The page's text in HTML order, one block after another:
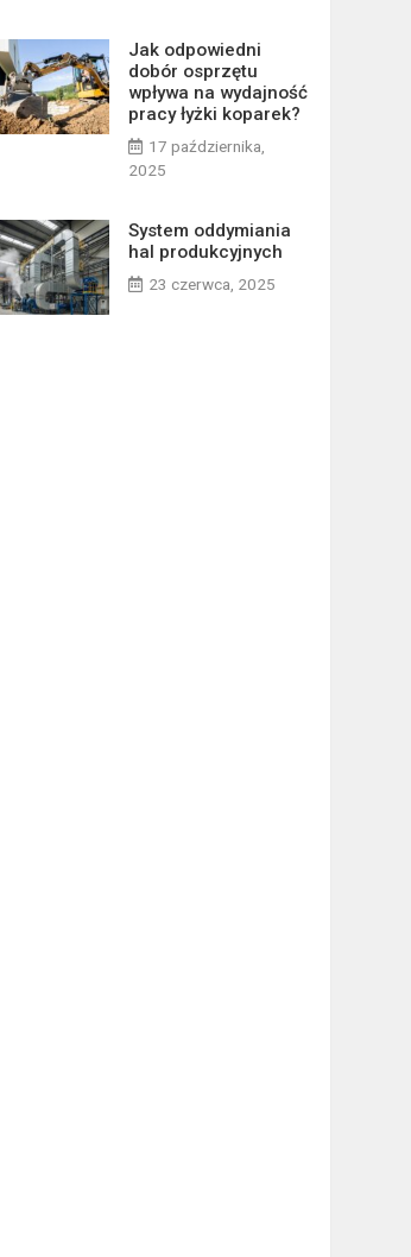
Jak odpowiedni
dobór osprzętu
wpływa na wydajność
pracy łyżki koparek?
17 października,
2025
System oddymiania
hal produkcyjnych
23 czerwca, 2025